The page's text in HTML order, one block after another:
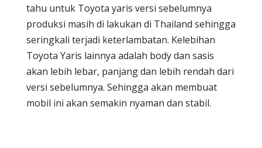
tahu untuk Toyota yaris versi sebelumnya
produksi masih di lakukan di Thailand sehingga
seringkali terjadi keterlambatan. Kelebihan
Toyota Yaris lainnya adalah body dan sasis
akan lebih lebar, panjang dan lebih rendah dari
versi sebelumnya. Sehingga akan membuat
mobil ini akan semakin nyaman dan stabil.